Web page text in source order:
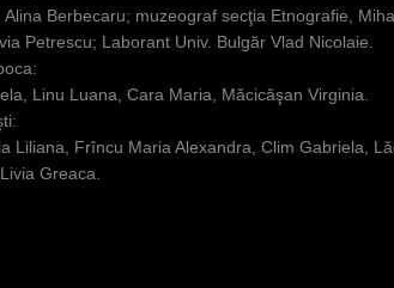
Berbecaru; muzeograf secţia Etnografie,
Petrescu; Laborant Univ. Bulgăr Vlad Nicolaie.
Linu Luana, Cara Maria, Măcicăşan Virginia.
Frîncu Maria Alexandra, Clim Gabriela,
Greaca.